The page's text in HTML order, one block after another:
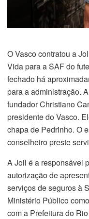
O Vasco contratou a
Vida para a SAF do
fechado há
para a administração.
fundador Christiano
presidente do Vasco.
chapa de Pedrinho. O
conselheiro preste
A Joll é a responsável
autorização de
serviços de seguros à
Ministério Público
com a Prefeitura do